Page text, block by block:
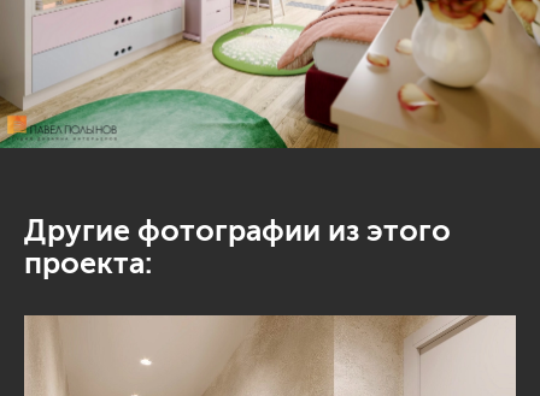
Другие фотографии из этого
проекта: